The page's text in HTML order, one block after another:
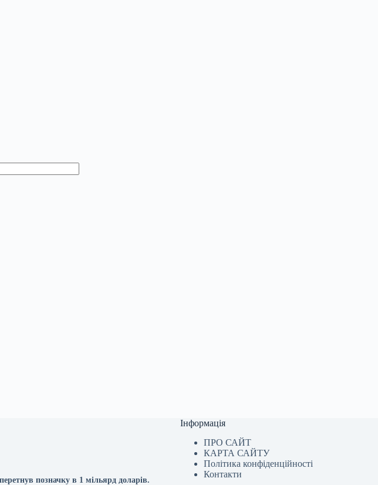
позначку в 1 мільярд доларів.
Інформація
ПРО САЙТ
КАРТА САЙТУ
Політика конфіденційності
Контакти